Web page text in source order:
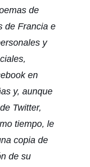
de
de Francia e
y
en
y, aunque
Twitter,
tiempo, le
copia de
de su